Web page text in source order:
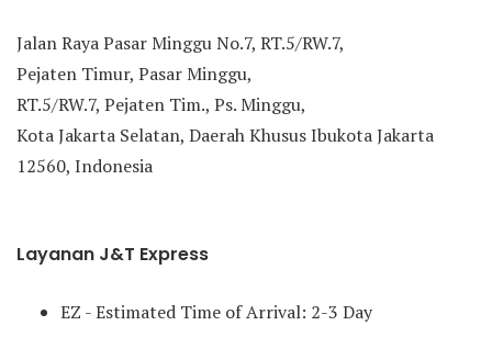
Jalan Raya Pasar Minggu No.7, RT.5/RW.7,
Pejaten Timur, Pasar Minggu,
RT.5/RW.7, Pejaten Tim., Ps. Minggu,
Kota Jakarta Selatan, Daerah Khusus Ibukota Jakarta
12560, Indonesia
Layanan J&T Express
EZ - Estimated Time of Arrival: 2-3 Day